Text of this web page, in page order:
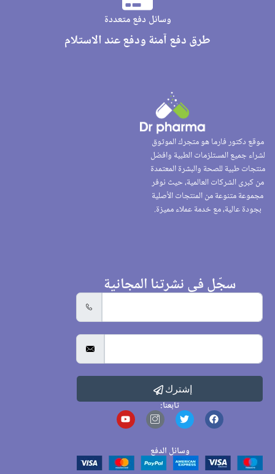
وسائل دفع متعددة
طرق دفع آمنة ودفع عند الاستلام
موقع دكتور فارما هو متجرك الموثوق
لشراء جميع المستلزمات الطبية وافضل
منتجات طبية للصحة والبشرة المعتمدة
من كبرى الشركات العالمية، حيث نوفر
مجموعة متنوعة من المنتجات الأصلية
بجودة عالية، مع خدمة عملاء مميزة.
سجّل في نشرتنا المجانية
إشترك
تابعنا:
وسائل الدفع